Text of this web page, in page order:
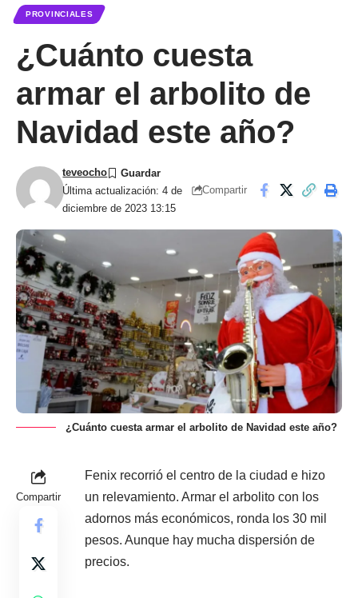
PROVINCIALES
¿Cuánto cuesta
armar el arbolito de
Navidad este año?
Última actualización: 4 de
diciembre de 2023 13:15
teveocho
Compartir
¿Cuánto cuesta armar el arbolito de Navidad este año?
Compartir
Fenix recorrió el centro de la ciudad e hizo
un relevamiento. Armar el arbolito con los
adornos más económicos, ronda los 30 mil
pesos. Aunque hay mucha dispersión de
precios.